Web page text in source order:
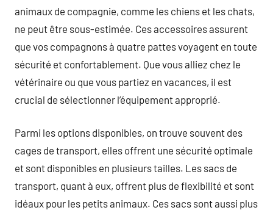
animaux de compagnie, comme les chiens et les chats,
ne peut être sous-estimée. Ces accessoires assurent
que vos compagnons à quatre pattes voyagent en toute
sécurité et confortablement. Que vous alliez chez le
vétérinaire ou que vous partiez en vacances, il est
crucial de sélectionner l’équipement approprié.
Parmi les options disponibles, on trouve souvent des
cages de transport, elles offrent une sécurité optimale
et sont disponibles en plusieurs tailles. Les sacs de
transport, quant à eux, offrent plus de flexibilité et sont
idéaux pour les petits animaux. Ces sacs sont aussi plus